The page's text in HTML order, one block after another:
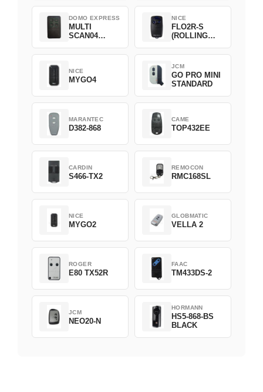
DOMO EXPRESS
MULTI
SCAN04
NICE
FLO2R-S
(ROLLING
NICE
MYGO4
JCM
GO PRO MINI
STANDARD
MARANTEC
D382-868
CAME
TOP432EE
CARDIN
S466-TX2
REMOCON
RMC168SL
NICE
MYGO2
GLOBMATIC
VELLA 2
ROGER
E80 TX52R
FAAC
TM433DS-2
JCM
NEO20-N
HORMANN
HS5-868-BS
BLACK